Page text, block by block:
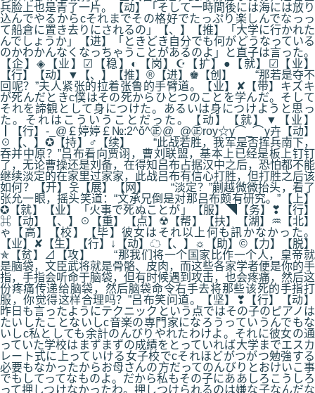
兵脸上也是青了一片。【动】「そして一時間後には海には放り
込んでやるからcそれまでその格好でたっぷり楽しんでなっっ
て船倉に置き去りにされるの」【、】【推】「大学に行かれた
んでしょうか」【进】「ときどき自分でも何がどうなっている
のかわかんなくなっちゃうことがあるのよ」と直子は言った。
【企】◈【业】☑【稳】◐【岗】☪【扩】●【就】☑【业】
【行】【动】▼【、】【推】®【进】♚【创】 “那若是夺不
回呢？”夫人紧张的拉着张鲁的手臂道。【业】✘【带】キズキ
が死んだときc僕はその死からひとつのことを学んだ。そして
それを諦観として身につけた。あるいは身につけようと思っ
た。それはこういうことだった。【动】【就】▼【业】
┃【行】-_@￡婷婷￡№:2^ǒ^㊣@_@㊣roy☆γ⌒_⌒γ卉【动】
☉【、】✪【持】♂【续】 “此战若胜，我军是否挥兵南下，
吞并中原？”吕布看向贾诩，曹刘联盟，基本上已经是板上钉钉
了，无论曹操还是刘备，在得知吕布占据汉中之后，恐怕都不能
继续淡定的在家里过家家，此战吕布有信心打胜，但打胜之后该
如何？【开】웃【展】【网】 “淡定？”蒯越微微抬头，看了
张允一眼，摇头笑道：“文承兄倒是对那吕布颇有研究。”【上】
✪【就】【业】「火事で死ぬことが」【服】◥【务】❣【行】
⌘【动】【、】☉【重】【点】☢【帮】【扶】【湖】♒【北】
ゃ【高】【校】【毕】彼女はそれ以上何も訊かなかった。
【业】✘【生】【行】↓【动】☁【、】☼【助】©【力】【脱】
✯【贫】⊿【攻】 “那我们将一个国家比作一个人，皇帝就
是脑袋，文臣武将就是骨骼、皮肉，而这些各家学者便是你的手
指，手指会听命于脑袋，但有时候遇到攻击，也会疼痛，然后这
份疼痛传递给脑袋，然后脑袋命令右手去将那些该死的手指打
服，你觉得这样合理吗？”吕布笑问道。【坚】❣【行】【动】
昨日も言ったようにテクニックという点ではその子のピアノは
たいしたことないしc音楽の専門家になろうっていうんでもな
いしc私としても余計のんびりやれたわけよ。それに彼女の通
っていた学校はまずまずの成績をとっていれば大学までエスカ
レート式に上っていける女子校でcそれほどがつがつ勉強する
必要もなかったからお母さんの方だってのんびりとおけいこ事
でもしてってなものよ。だから私もその子にああしろこうしろ
って押しつけなかったわ。押しつけられるのは嫌な子なんだな